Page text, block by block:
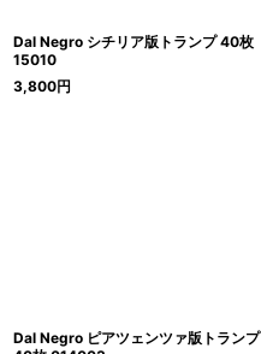
Dal Negro シチリア版トランプ 40枚
15010
3,800円
Dal Negro ピアツェンツァ版トランプ